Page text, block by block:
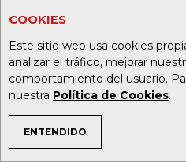
COOKIES
Este sitio web usa cookies
analizar el tráfico, mejorar
comportamiento del usuario.
nuestra Política de Cookies.
ENTENDIDO
TEMAS DE INTERÉS
Foto: